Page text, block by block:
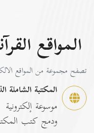
المواقع
تصفح مجموعة من المواقع
المكتبة الشاملة
موسوعة
ودمج كتب